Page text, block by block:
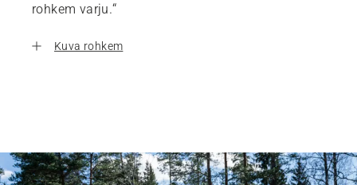
rohkem varju.“
Kuva rohkem